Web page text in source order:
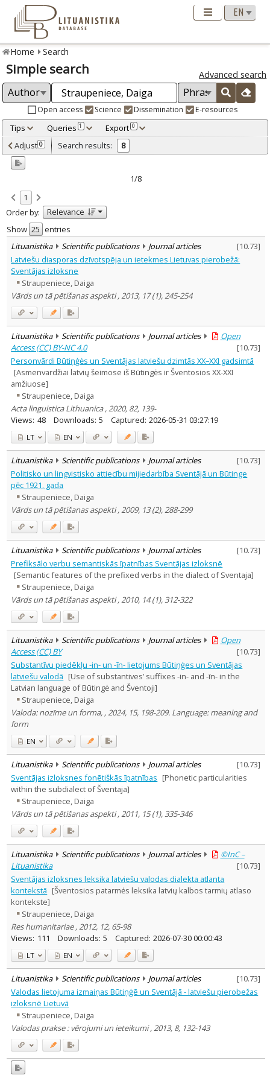
Home Search
Simple search Advanced search
Open access Science Dissemination E-resources
Tips Queries 1 Export 0
Adjusted by criteria 0
Year
Refine
Open access
Scientific publications 8
Document Type:
Journal articles 8
Subject area
Linguistics 8
Political sciences 1
Sociology 1
Text language
Country of publication
Historical periods
Lithuanian place names
Subject
Journal
Adjust 0 Search results: 8
1/8
1
Order by:
Relevance
Show
entries
Lituanistika
Scientific publications Journal articles [10.73]
Latviešu diasporas dzīvotspēja un ietekmes Lietuvas pierobežā:
Sventājas izloksne
Straupeniece, Daiga
Vārds un tā pētišanas aspekti , 2013, 17 (1), 245-254
Lituanistika Scientific publications Journal articles
Open
Access (CC) BY-NC 4.0
[10.73]
Personvārdi Būtiņģės un Sventājas latviešu dzimtās XX–XXI gadsimtā
[Asmenvardžiai latvių šeimose iš Būtingės ir Šventosios XX-XXI
amžiuose]
Straupeniece, Daiga
Acta linguistica Lithuanica , 2020, 82, 139-
Views: 48 Downloads: 5 Captured: 2026-05-31 03:27:19
LT EN
Lituanistika Scientific publications Journal articles [10.73]
Politisko un lingvistisko attiecību mijiedarbība Sventājā un Būtinge
рēс 1921. gada
Straupeniece, Daiga
Vārds un tā pētišanas aspekti , 2009, 13 (2), 288-299
Lituanistika Scientific publications Journal articles [10.73]
Prefiksālo verbu semantiskās īpatnības Sventājas izloksnē
[Semantic features of the prefixed verbs in the dialect of Sventaja]
Straupeniece, Daiga
Vārds un tā pētišanas aspekti , 2010, 14 (1), 312-322
Lituanistika Scientific publications Journal articles
Open
Access (CC) BY
[10.73]
Substantīvu piedēkļu -in- un -īn- lietojums Būtiņģes un Sventājas
latviešu valodā [Use of substantives’ suffixes -in- and -īn- in the
Latvian language of Būtingė and Šventoji]
Straupeniece, Daiga
Valoda: nozīme un forma, , 2024, 15, 198-209. Language: meaning and
form
EN
Lituanistika Scientific publications Journal articles [10.73]
Sventājas izloksnes fonētiškās īpatnības [Phonetic particularities
within the subdialect of Šventaja]
Straupeniece, Daiga
Vārds un tā pētišanas aspekti , 2011, 15 (1), 335-346
Lituanistika Scientific publications Journal articles
©InC –
Lituanistika
[10.73]
Sventājas izloksnes leksika latviešu valodas dialekta atlanta
kontekstā [Šventosios patarmės leksika latvių kalbos tarmių atlaso
kontekste]
Straupeniece, Daiga
Res humanitariae , 2012, 12, 65-98
Views: 111 Downloads: 5 Captured: 2026-07-30 00:00:43
LT EN
Lituanistika Scientific publications Journal articles [10.73]
Valodas lietojuma izmaiņas Būtiņģē un Sventājā - latviešu pierobežas
izloksnē Lietuvā
Straupeniece, Daiga
Valodas prakse : vērojumi un ieteikumi , 2013, 8, 132-143